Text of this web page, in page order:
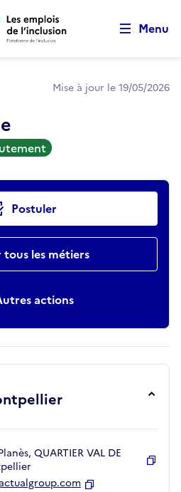
au contenu principal
Menu
Mise à jour le 19/05/2026
Postuler
tous les métiers
actions
QUARTIER VAL DE